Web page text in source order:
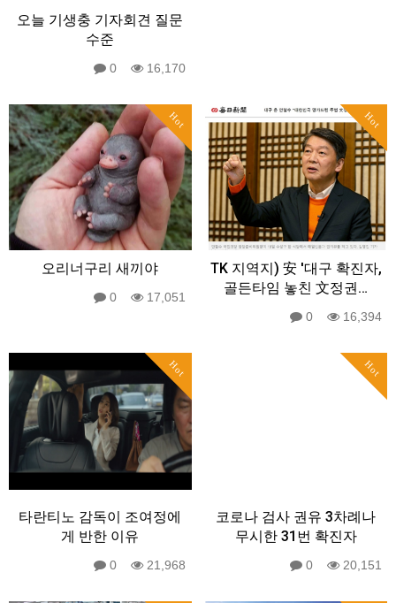
오늘 기생충 기자회견 질문
수준
0 16,170
Hot
오리너구리 새끼야
0 17,051
Hot
TK 지역지) 安 '대구 확진자,
골든타임 놓친 文정권…
0 16,394
Hot
타란티노 감독이 조여정에
게 반한 이유
0 21,968
Hot
코로나 검사 권유 3차례나
무시한 31번 확진자
0 20,151